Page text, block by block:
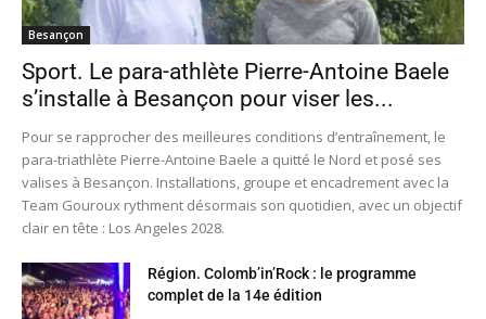
Besançon
Sport. Le para-athlète Pierre-Antoine Baele
s’installe à Besançon pour viser les...
Pour se rapprocher des meilleures conditions d’entraînement, le
para-triathlète Pierre-Antoine Baele a quitté le Nord et posé ses
valises à Besançon. Installations, groupe et encadrement avec la
Team Gouroux rythment désormais son quotidien, avec un objectif
clair en tête : Los Angeles 2028.
Région. Colomb’in’Rock : le programme
complet de la 14e édition